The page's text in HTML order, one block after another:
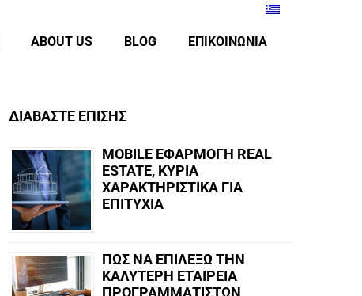
ABOUT US BLOG ΕΠΙΚΟΙΝΩΝΙΑ
ΔΙΑΒΑΣΤΕ ΕΠΙΣΗΣ
MOBILE ΕΦΑΡΜΟΓΗ REAL
ESTATE, ΚΥΡΙΑ
ΧΑΡΑΚΤΗΡΙΣΤΙΚΑ ΓΙΑ
ΕΠΙΤΥΧΙΑ
ΠΩΣ ΝΑ ΕΠΙΛΕΞΩ ΤΗΝ
ΚΑΛΥΤΕΡΗ ΕΤΑΙΡΕΙΑ
ΠΡΟΓΡΑΜΜΑΤΙΣΤΩΝ